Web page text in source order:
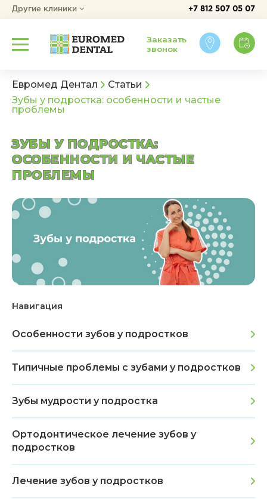
+7 812 507 05 07
Другие клиники
Заказать
звонок
Евромед Дентал
Статьи
Зубы у подростка: особенности и частые
проблемы
ЗУБЫ У ПОДРОСТКА:
ОСОБЕННОСТИ И ЧАСТЫЕ
ПРОБЛЕМЫ
Навигация
Особенности зубов у подростков
Типичные проблемы с зубами у подростков
Зубы мудрости у подростка
Ортодонтическое лечение зубов у
подростков
Лечение зубов у подростков